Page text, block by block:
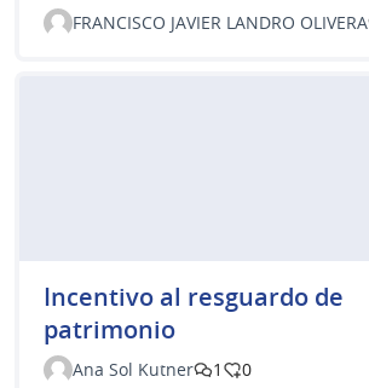
FRANCISCO JAVIER LANDRO OLIVERA
Incentivo al resguardo de
patrimonio
Ana Sol Kutner
1 0